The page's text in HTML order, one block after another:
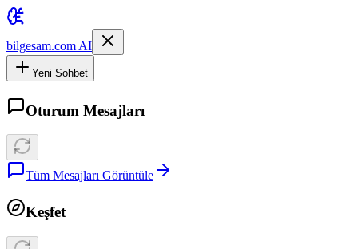
bilgesam.com AI
Yeni Sohbet
Oturum Mesajları
Tüm Mesajları Görüntüle
Keşfet